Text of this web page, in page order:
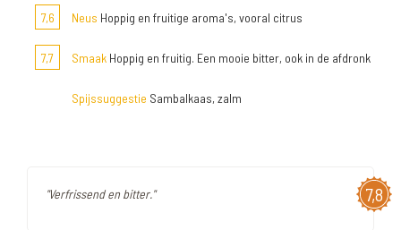
7,6 Neus Hoppig en fruitige aroma's, vooral citrus
7,7 Smaak Hoppig en fruitig. Een mooie bitter, ook in de afdronk
Spijssuggestie Sambalkaas, zalm
7,8
"Verfrissend en bitter."